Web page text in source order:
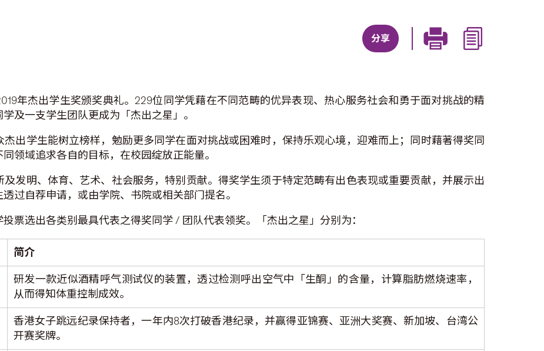
分享
年杰出学生奖颁奖典礼。229位同学凭藉在不同范畴的优异表现、热心服务社会和勇于面对挑战的精
及一支学生团队更成为「杰出之星」。
出学生能树立榜样，勉励更多同学在面对挑战或困难时，保持乐观心境，迎难而上；同时藉著得奖同
领域追求各自的目标，在校园绽放正能量。
发明、体育、艺术、社会服务，特别贡献。得奖学生须于特定范畴有出色表现或重要贡献，并展示出
过自荐申请，或由学院、书院或相关部门提名。
票选出各类别最具代表之得奖同学 / 团队代表领奖。「杰出之星」分别为：
简介
研发一款近似酒精呼气测试仪的装置，透过检测呼出空气中「生酮」的含量，计算脂肪燃烧速率，
从而得知体重控制成效。
香港女子跳远纪录保持者，一年内8次打破香港纪录，并赢得亚锦赛、亚洲大奖赛、新加坡、台湾公
开赛奖牌。